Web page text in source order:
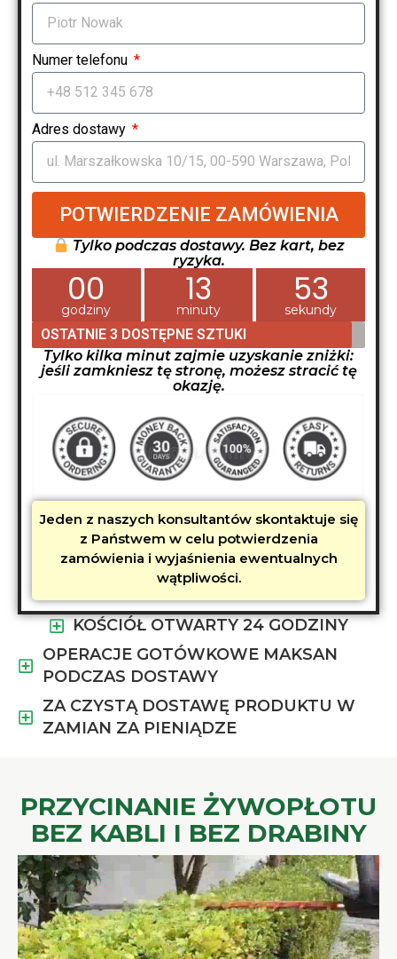
Numer telefonu
Adres dostawy
POTWIERDZENIE ZAMÓWIENIA
Tylko podczas dostawy. Bez kart, bez
ryzyka.
00
godziny 13
minuty 52
sekundy
OSTATNIE 3 DOSTĘPNE SZTUKI
Tylko kilka minut zajmie uzyskanie zniżki:
jeśli zamkniesz tę stronę, możesz stracić tę
okazję.
Jeden z naszych konsultantów skontaktuje się
z Państwem w celu potwierdzenia
zamówienia i wyjaśnienia ewentualnych
wątpliwości.
KOŚCIÓŁ OTWARTY 24 GODZINY
OPERACJE GOTÓWKOWE MAKSAN
PODCZAS DOSTAWY
ZA CZYSTĄ DOSTAWĘ PRODUKTU W
ZAMIAN ZA PIENIĄDZE
PRZYCINANIE ŻYWOPŁOTU
BEZ KABLI I BEZ DRABINY